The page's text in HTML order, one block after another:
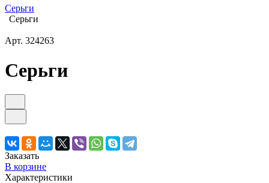
Серьги
Серьги
Арт. 324263
Серьги
Заказать
В корзине
Характеристики